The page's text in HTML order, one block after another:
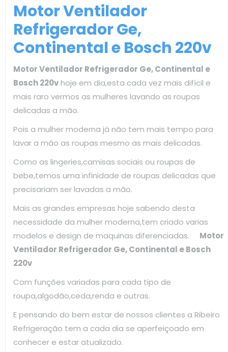
Motor Ventilador
Refrigerador Ge,
Continental e Bosch 220v
Motor Ventilador Refrigerador Ge, Continental e
Bosch 220vhoje em dia,esta cada vez mais difícil e
mais raro vermos as mulheres lavando as roupas
delicadas a mão.
Pois a mulher moderna já não tem mais tempo para
lavar a mão as roupas mesmo as mais delicadas.
Como as lingeries,camisas sociais ou roupas de
bebe,temos uma infinidade de roupas delicadas que
precisariam ser lavadas a mão.
Mais as grandes empresas hoje sabendo desta
necessidade da mulher moderna,tem criado varias
modelos e design de maquinas diferenciadas. Motor
Ventilador Refrigerador Ge, Continental e Bosch
220v
Com funções variadas para cada tipo de
roupa,algodão,ceda,renda e outras.
E pensando do bem estar de nossos clientes a Ribeiro
Refrigeração tem a cada dia se aperfeiçoado em
conhecer e estar atualizado.